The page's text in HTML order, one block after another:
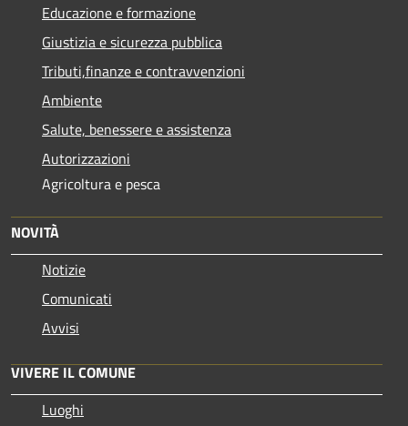
Educazione e formazione
Giustizia e sicurezza pubblica
Tributi,finanze e contravvenzioni
Ambiente
Salute, benessere e assistenza
Autorizzazioni
Agricoltura e pesca
NOVITÀ
Notizie
Comunicati
Avvisi
VIVERE IL COMUNE
Luoghi